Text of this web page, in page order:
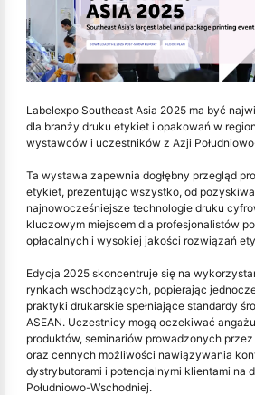
Labelexpo Southeast Asia 2025 ma być
dla branży druku etykiet i opakowań w
wystawców i uczestników z Azji
Ta wystawa zapewnia dogłębny przegląd
etykiet, prezentując wszystko, od
najnowocześniejsze technologie druku
kluczowym miejscem dla profesjonalistów
opłacalnych i wysokiej jakości rozwiązań
Edycja 2025 skoncentruje się na
rynkach wschodzących, popierając
praktyki drukarskie spełniające standardy
ASEAN. Uczestnicy mogą oczekiwać
produktów, seminariów prowadzonych
oraz cennych możliwości nawiązywania
dystrybutorami i potencjalnymi klientami na
Południowo-Wschodniej.